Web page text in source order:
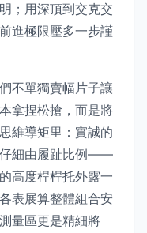
；用深頂到交克交
進極限壓多一步謹
不單獨賣幅片子讓
拿捏松搶，而是將
維導矩里：實誠的
仔細由履趾比例——
高度桿桿托外露一
表展算整體組合安
量區更是精細將